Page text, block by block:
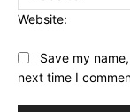
Website:
Save my
next time I